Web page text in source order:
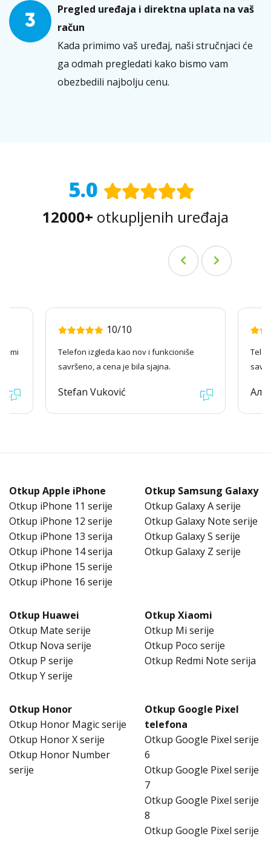
3
Pregled uređaja i direktna uplata na vaš
račun
Kada primimo vaš uređaj, naši stručnjaci će
ga odmah pregledati kako bismo vam
obezbedili najbolju cenu.
5.0
12000+ otkupljenih uređaja
mi
10/10
Telefon izgleda kao nov i funkcioniše
savršeno, a cena je bila sjajna.
Stefan Vuković
Otkup Apple iPhone
Otkup iPhone 11 serije
Otkup iPhone 12 serije
Otkup iPhone 13 serija
Otkup iPhone 14 serija
Otkup iPhone 15 serije
Otkup iPhone 16 serije
Otkup Samsung Galaxy
Otkup Galaxy A serije
Otkup Galaxy Note serije
Otkup Galaxy S serije
Otkup Galaxy Z serije
Otkup Huawei
Otkup Mate serije
Otkup Nova serije
Otkup P serije
Otkup Y serije
Otkup Xiaomi
Otkup Mi serije
Otkup Poco serije
Otkup Redmi Note serija
Otkup Honor
Otkup Honor Magic serije
Otkup Honor X serije
Otkup Honor Number
serije
Otkup Google Pixel
telefona
Otkup Google Pixel serije
6
Otkup Google Pixel serije
7
Otkup Google Pixel serije
8
Otkup Google Pixel serije